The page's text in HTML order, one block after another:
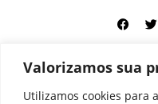
Valorizamos sua
Utilizamos cookies para
Contato Home